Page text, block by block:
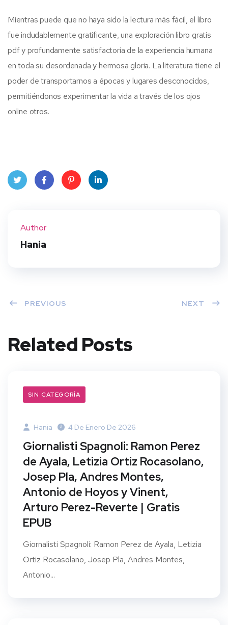
Mientras puede que no haya sido la lectura más fácil, el libro
fue indudablemente gratificante, una exploración libro gratis
pdf y profundamente satisfactoria de la experiencia humana
en toda su desordenada y hermosa gloria. La literatura tiene el
poder de transportarnos a épocas y lugares desconocidos,
permitiéndonos experimentar la vida a través de los ojos
online otros.
Author
Hania
PREVIOUS NEXT
Related Posts
SIN CATEGORÍA
Hania 4 De Enero De 2026
Giornalisti Spagnoli: Ramon Perez
de Ayala, Letizia Ortiz Rocasolano,
Josep Pla, Andres Montes,
Antonio de Hoyos y Vinent,
Arturo Perez-Reverte | Gratis
EPUB
Giornalisti Spagnoli: Ramon Perez de Ayala, Letizia
Ortiz Rocasolano, Josep Pla, Andres Montes,
Antonio...